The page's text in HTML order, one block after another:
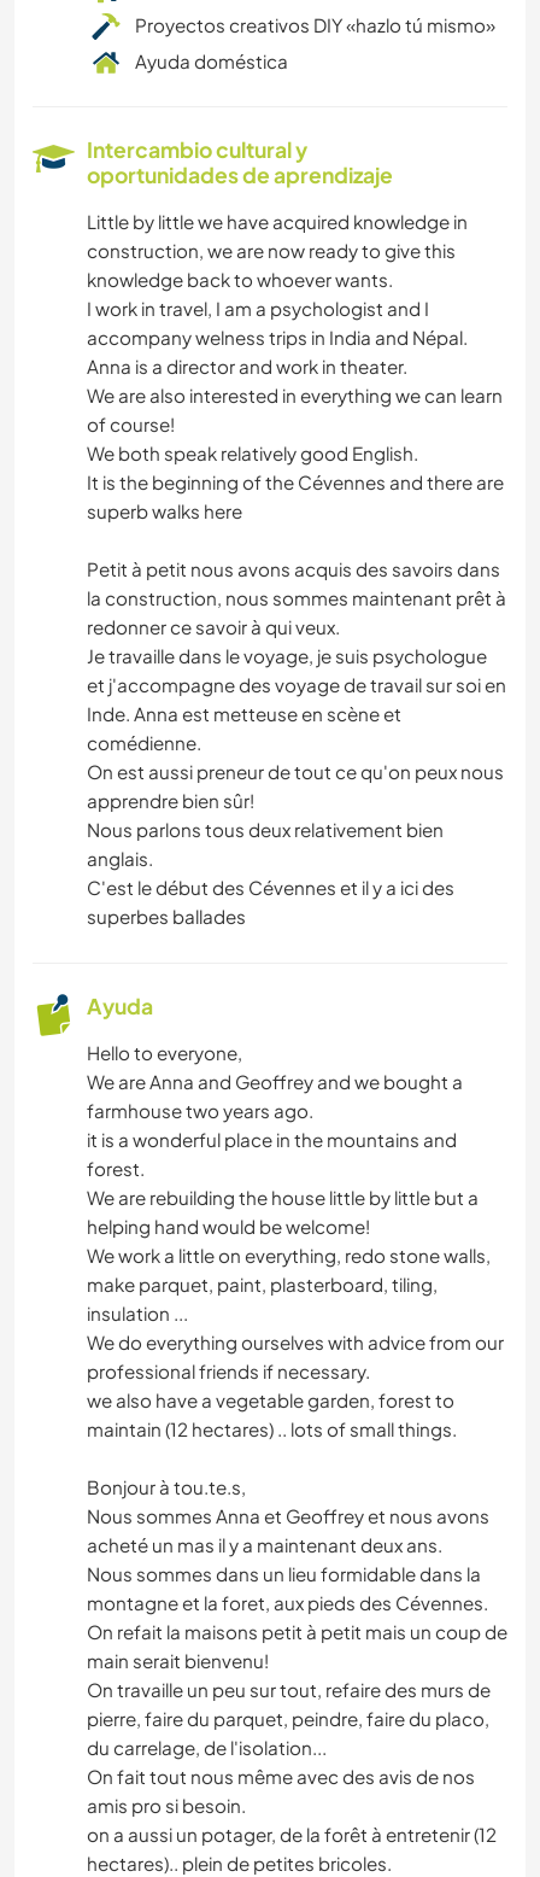
Proyectos creativos DIY «hazlo tú mismo»
Ayuda doméstica
Intercambio cultural y
oportunidades de aprendizaje
Little by little we have acquired knowledge in
construction, we are now ready to give this
knowledge back to whoever wants.
I work in travel, I am a psychologist and I
accompany welness trips in India and Népal.
Anna is a director and work in theater.
We are also interested in everything we can learn
of course!
We both speak relatively good English.
It is the beginning of the Cévennes and there are
superb walks here
Petit à petit nous avons acquis des savoirs dans
la construction, nous sommes maintenant prêt à
redonner ce savoir à qui veux.
Je travaille dans le voyage, je suis psychologue
et j'accompagne des voyage de travail sur soi en
Inde. Anna est metteuse en scène et
comédienne.
On est aussi preneur de tout ce qu'on peux nous
apprendre bien sûr!
Nous parlons tous deux relativement bien
anglais.
C'est le début des Cévennes et il y a ici des
superbes ballades
Ayuda
Hello to everyone,
We are Anna and Geoffrey and we bought a
farmhouse two years ago.
it is a wonderful place in the mountains and
forest.
We are rebuilding the house little by little but a
helping hand would be welcome!
We work a little on everything, redo stone walls,
make parquet, paint, plasterboard, tiling,
insulation ...
We do everything ourselves with advice from our
professional friends if necessary.
we also have a vegetable garden, forest to
maintain (12 hectares) .. lots of small things.
Bonjour à tou.te.s,
Nous sommes Anna et Geoffrey et nous avons
acheté un mas il y a maintenant deux ans.
Nous sommes dans un lieu formidable dans la
montagne et la foret, aux pieds des Cévennes.
On refait la maisons petit à petit mais un coup de
main serait bienvenu!
On travaille un peu sur tout, refaire des murs de
pierre, faire du parquet, peindre, faire du placo,
du carrelage, de l'isolation...
On fait tout nous même avec des avis de nos
amis pro si besoin.
on a aussi un potager, de la forêt à entretenir (12
hectares).. plein de petites bricoles.